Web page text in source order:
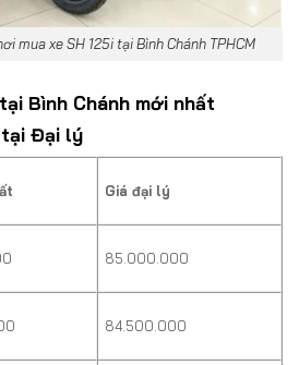
mua xe SH 125i tại Bình Chánh TPHCM
Bình Chánh mới nhất
tại Đại lý
Giá đại lý
85.000.000
84.500.000